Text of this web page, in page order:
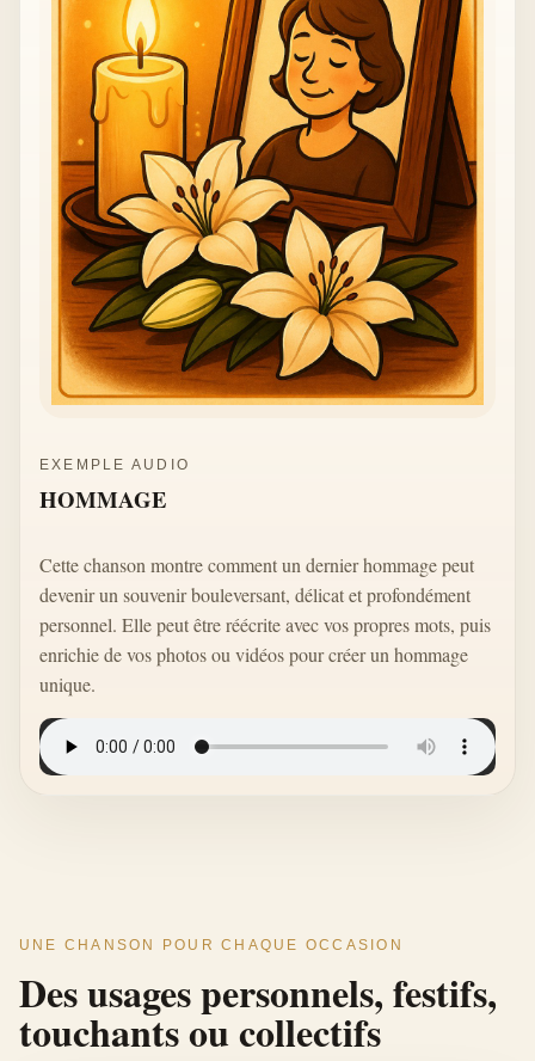
EXEMPLE AUDIO
HOMMAGE
Cette chanson montre comment un dernier hommage peut
devenir un souvenir bouleversant, délicat et profondément
personnel. Elle peut être réécrite avec vos propres mots, puis
enrichie de vos photos ou vidéos pour créer un hommage
unique.
UNE CHANSON POUR CHAQUE OCCASION
Des usages personnels, festifs,
touchants ou collectifs